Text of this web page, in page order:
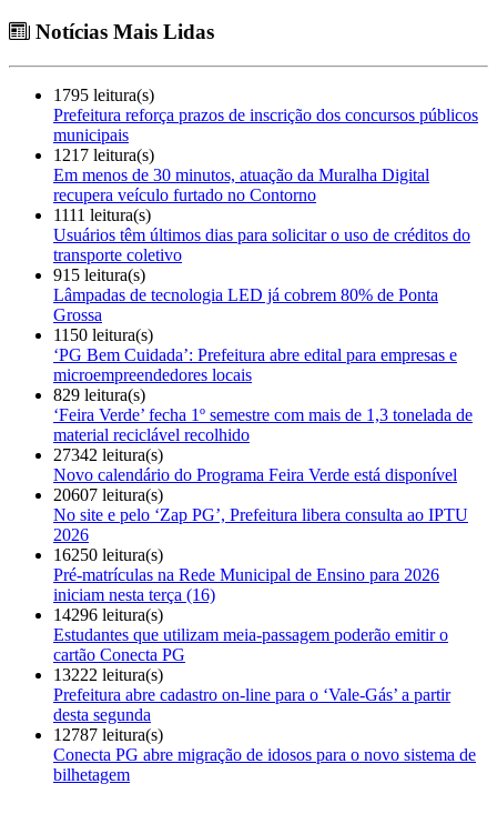
Notícias Mais Lidas
1795 leitura(s)
Prefeitura reforça prazos de inscrição dos concursos públicos
municipais
1217 leitura(s)
Em menos de 30 minutos, atuação da Muralha Digital
recupera veículo furtado no Contorno
1111 leitura(s)
Usuários têm últimos dias para solicitar o uso de créditos do
transporte coletivo
915 leitura(s)
Lâmpadas de tecnologia LED já cobrem 80% de Ponta
Grossa
1150 leitura(s)
‘PG Bem Cuidada’: Prefeitura abre edital para empresas e
microempreendedores locais
829 leitura(s)
‘Feira Verde’ fecha 1º semestre com mais de 1,3 tonelada de
material reciclável recolhido
27342 leitura(s)
Novo calendário do Programa Feira Verde está disponível
20607 leitura(s)
No site e pelo ‘Zap PG’, Prefeitura libera consulta ao IPTU
2026
16250 leitura(s)
Pré-matrículas na Rede Municipal de Ensino para 2026
iniciam nesta terça (16)
14296 leitura(s)
Estudantes que utilizam meia-passagem poderão emitir o
cartão Conecta PG
13222 leitura(s)
Prefeitura abre cadastro on-line para o ‘Vale-Gás’ a partir
desta segunda
12787 leitura(s)
Conecta PG abre migração de idosos para o novo sistema de
bilhetagem